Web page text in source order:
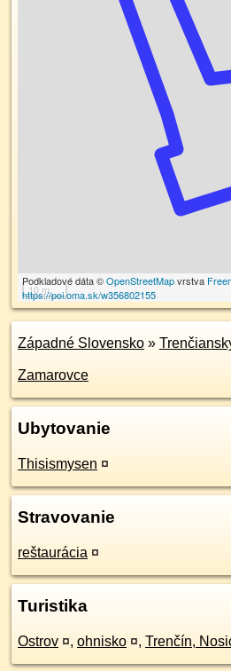
10 m
Podkladové dáta ©OpenStreetMapvrstva
https://poi.oma.sk/w356802155
Západné Slovensko »
Zamarovce
Ubytovanie
Thisismysen ¤
Stravovanie
reštaurácia ¤
Turistika
Ostrov ¤, ohnisko ¤, Trenčín,